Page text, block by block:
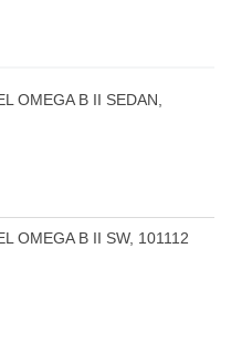
OMEGA B II SEDAN,
OMEGA B II SW, 101112